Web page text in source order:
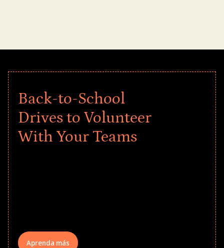
Back-to-School
Drives to Volunteer
With Your Teams
Aprenda más